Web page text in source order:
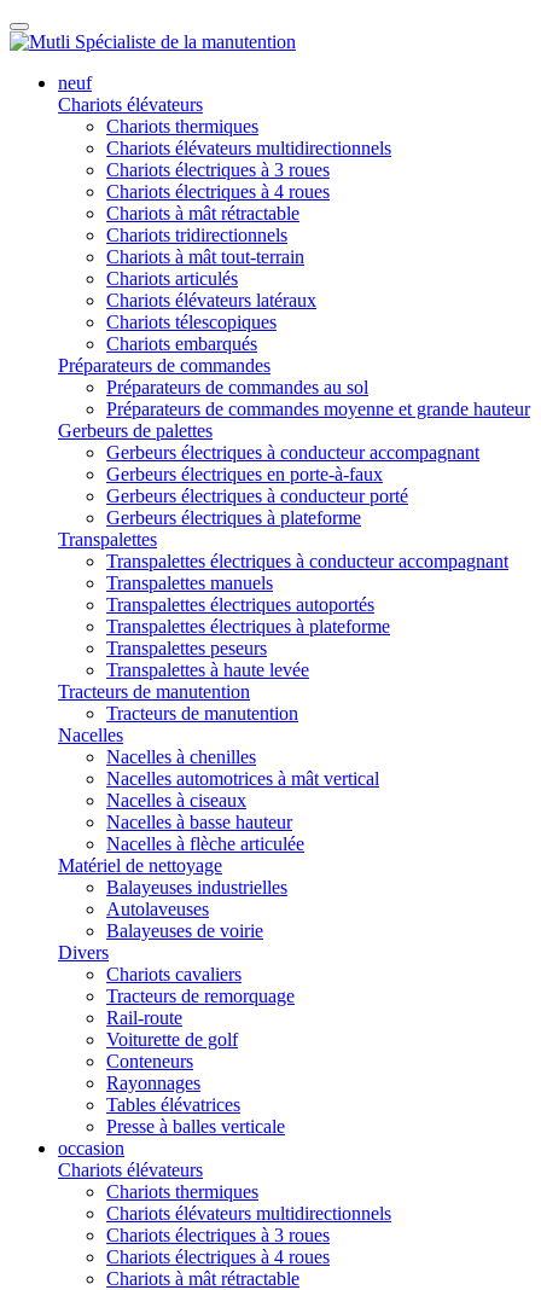
neuf
Chariots élévateurs
Chariots thermiques
Chariots élévateurs multidirectionnels
Chariots électriques à 3 roues
Chariots électriques à 4 roues
Chariots à mât rétractable
Chariots tridirectionnels
Chariots à mât tout-terrain
Chariots articulés
Chariots élévateurs latéraux
Chariots télescopiques
Chariots embarqués
Préparateurs de commandes
Préparateurs de commandes au sol
Préparateurs de commandes moyenne et grande hauteur
Gerbeurs de palettes
Gerbeurs électriques à conducteur accompagnant
Gerbeurs électriques en porte-à-faux
Gerbeurs électriques à conducteur porté
Gerbeurs électriques à plateforme
Transpalettes
Transpalettes électriques à conducteur accompagnant
Transpalettes manuels
Transpalettes électriques autoportés
Transpalettes électriques à plateforme
Transpalettes peseurs
Transpalettes à haute levée
Tracteurs de manutention
Tracteurs de manutention
Nacelles
Nacelles à chenilles
Nacelles automotrices à mât vertical
Nacelles à ciseaux
Nacelles à basse hauteur
Nacelles à flèche articulée
Matériel de nettoyage
Balayeuses industrielles
Autolaveuses
Balayeuses de voirie
Divers
Chariots cavaliers
Tracteurs de remorquage
Rail-route
Voiturette de golf
Conteneurs
Rayonnages
Tables élévatrices
Presse à balles verticale
occasion
Chariots élévateurs
Chariots thermiques
Chariots élévateurs multidirectionnels
Chariots électriques à 3 roues
Chariots électriques à 4 roues
Chariots à mât rétractable